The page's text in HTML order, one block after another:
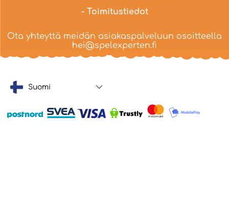
- Toimitustiedot
Ota yhteyttä meidän asiakaspalveluun osoitteella
hei@spelexperten.fi
Suomi